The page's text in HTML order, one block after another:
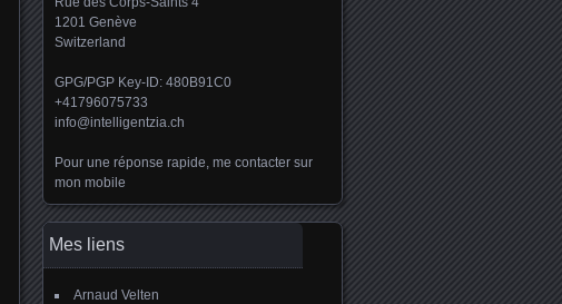
1201 Genève
Switzerland
GPG/PGP Key-ID: 480B91C0
+41796075733
info@intelligentzia.ch
Pour une réponse rapide, me contacter sur
mon mobile
Mes liens
Arnaud Velten